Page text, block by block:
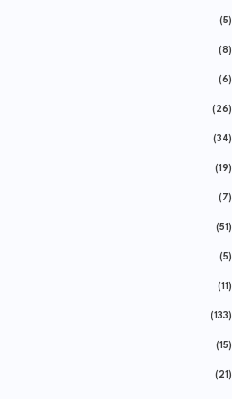
(5)
(8)
(6)
(26)
(34)
(19)
(7)
(51)
(5)
(11)
(133)
(15)
(21)